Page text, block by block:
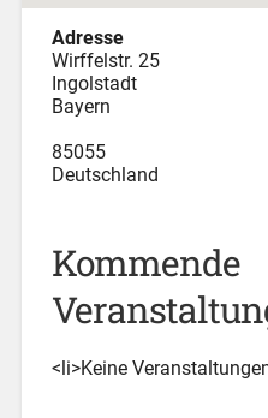
Adresse
Wirffelstr. 25
Ingolstadt
Bayern
85055
Deutschland
Kommende
<li>Keine